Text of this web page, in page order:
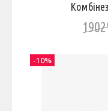
1902
-10%